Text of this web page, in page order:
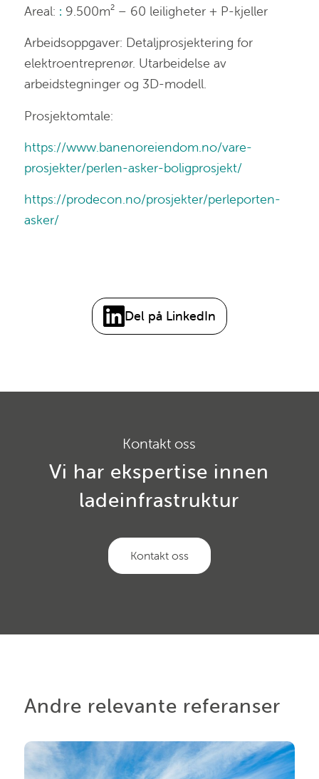
Areal: : 9.500m² – 60 leiligheter + P-kjeller
Arbeidsoppgaver: Detaljprosjektering for
elektroentreprenør. Utarbeidelse av
arbeidstegninger og 3D-modell.
Prosjektomtale:
https://www.banenoreiendom.no/vare-
prosjekter/perlen-asker-boligprosjekt/
https://prodecon.no/prosjekter/perleporten-
asker/
Del på LinkedIn
Kontakt oss
Vi har ekspertise innen
ladeinfrastruktur
Kontakt oss
Andre relevante referanser